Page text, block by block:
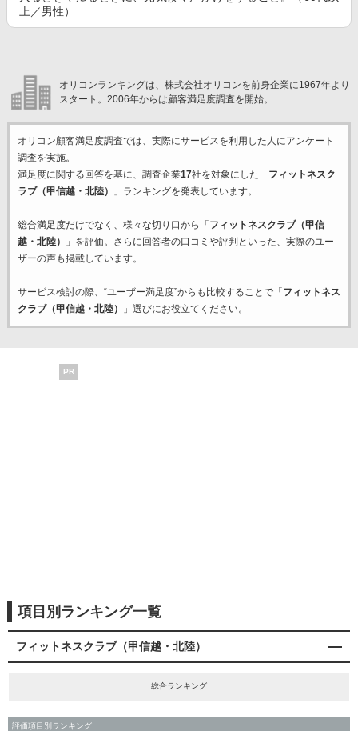
上／男性）
オリコンランキングは、株式会社オリコンを前身企業に1967年より
スタート。2006年からは顧客満足度調査を開始。
オリコン顧客満足度調査では、実際にサービスを利用した 人にアンケート
調査を実施。
満足度に関する回答を基に、調査企業17社を対象にした「 フィットネスク
ラブ（甲信越・北陸）
」ランキングを発表しています。
総合満足度だけでなく、様々な切り口から「 フィットネスクラブ（甲信
越・北陸）
」を評価。さらに回答者の口コミや評判といった、実際のユー
ザーの声も掲載しています。
サービス検討の際、“ユーザー満足度”からも比較することで「 フィットネス
クラブ（甲信越・北陸）
」選びにお役立てください。
PR
項目別ランキング一覧
フィットネスクラブ（甲信越・北陸）
総合ランキング
評価項目別ランキング